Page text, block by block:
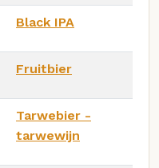
Black IPA
Fruitbier
Tarwebier -
tarwewijn